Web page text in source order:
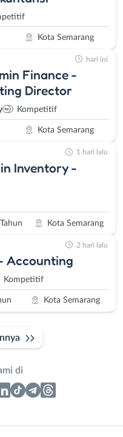
Kota Semarang
Finance -
Director
Kompetitif
Kota Semarang
hari ini
Inventory -
Kota Semarang
1 hari lalu
Accounting
Kompetitif
Kota Semarang
2 hari lalu
di